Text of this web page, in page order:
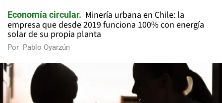
Economía circular
Minería urbana en Chile: la
empresa que desde 2019 funciona 100% con energía
solar de su propia planta
Por Pablo Oyarzún